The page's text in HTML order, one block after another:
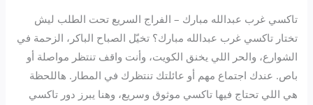
تاكسي غرب عبدالله مبارك – الفراج السريع تحت الطلب ليش
تختار تاكسي غرب عبدالله مبارك؟ تخيّل الصباح الباكر، الزحمة في
الشوارع، والحر اللي يخنق الكويت، وأنت واقف تنتظر مواصلة أو
باص. عندك اجتماع مهم أو عائلتك تنتظرك في المطار. هاللحظة
هي اللي تحتاج فيها تاكسي موثوق وسريع، وهنا يبرز دور تاكسي